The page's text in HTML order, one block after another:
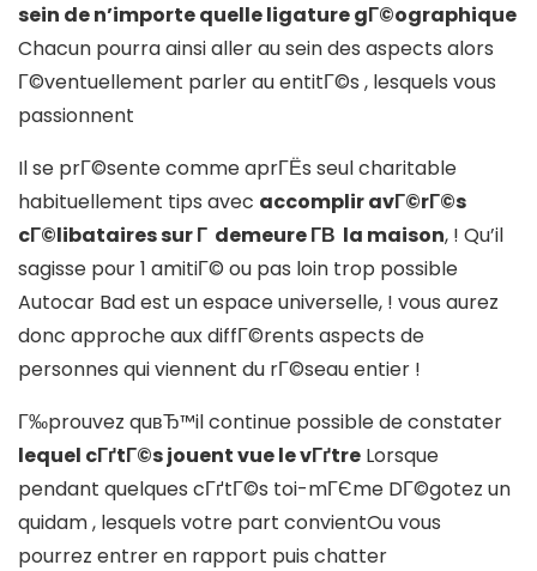
sein de n’importe quelle ligature gГ©ographique
Chacun pourra ainsi aller au sein des aspects alors
Г©ventuellement parler au entitГ©s , lesquels vous
passionnent
Il se prГ©sente comme aprГЁs seul charitable
habituellement tips avec accomplir avГ©rГ©s
cГ©libataires sur Г demeure Г­В la maison, ! Qu’il
sagisse pour 1 amitiГ© ou pas loin trop possible
Autocar Bad est un espace universelle, ! vous aurez
donc approche aux diffГ©rents aspects de
personnes qui viennent du rГ©seau entier !
Г‰prouvez quвЂ™il continue possible de constater
lequel cГґtГ©s jouent vue le vГґtre Lorsque
pendant quelques cГґtГ©s toi-mГЄme DГ©gotez un
quidam , lesquels votre part convientOu vous
pourrez entrer en rapport puis chatter